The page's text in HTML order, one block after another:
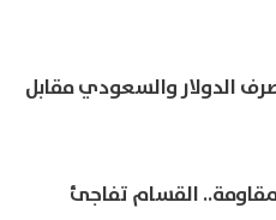
الدولار والسعودي مقابل
القسام تفاجئ